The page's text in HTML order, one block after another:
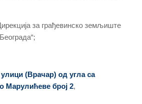
за грађевинско земљиште
(Врачар)од угла са
Марулићеве број2,